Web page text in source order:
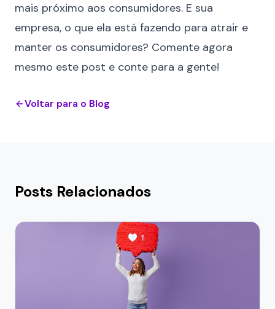
mais próximo aos consumidores. E sua
empresa, o que ela está fazendo para atrair e
manter os consumidores? Comente agora
mesmo este post e conte para a gente!
Voltar para o Blog
Posts Relacionados